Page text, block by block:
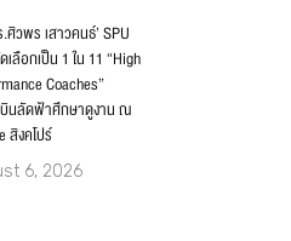
ศิวพร เสาวคนธ์’ SPU
เลือกเป็น 1 ใน 11 “High
Coaches”
นลัดฟ้าศึกษาดูงาน ณ
สิงคโปร์
6, 2026